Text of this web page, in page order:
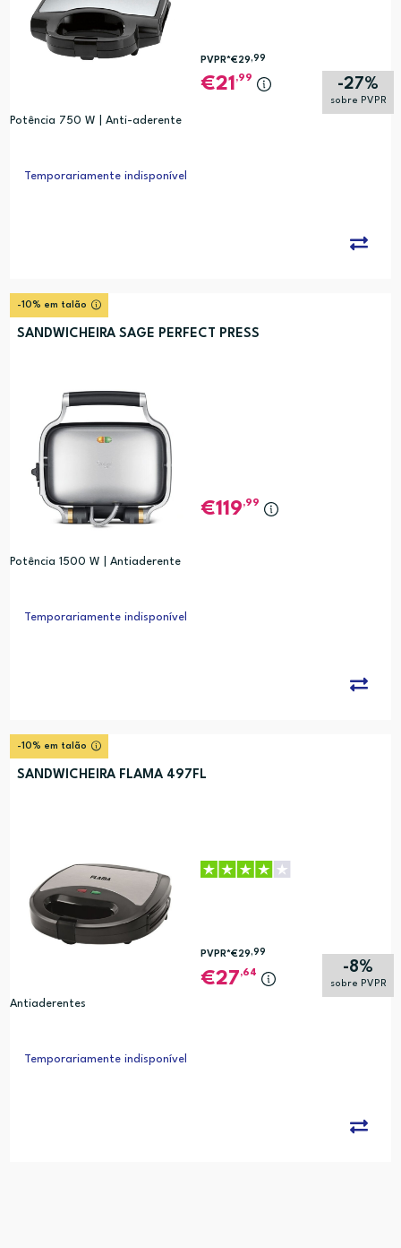
Potência 750 W | Anti-aderente
-27%
sobre PVPR
PVPR*€29 ,99
21 ,99
Temporariamente indisponível
-10% em talão
SANDWICHEIRA SAGE PERFECT PRESS
Potência 1500 W | Antiaderente
119,99
Temporariamente indisponível
-10% em talão
SANDWICHEIRA FLAMA 497FL
Antiaderentes
-8%
sobre PVPR
PVPR*€29,99
27,64
Temporariamente indisponível